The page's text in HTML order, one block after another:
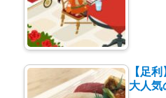
【足
大人気